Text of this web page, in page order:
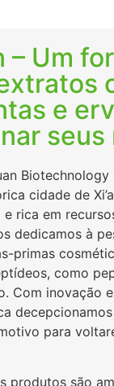
– Um
e
cidade de
e rica em
dedicamos à
primas
como
Com inovação
para
produtos são